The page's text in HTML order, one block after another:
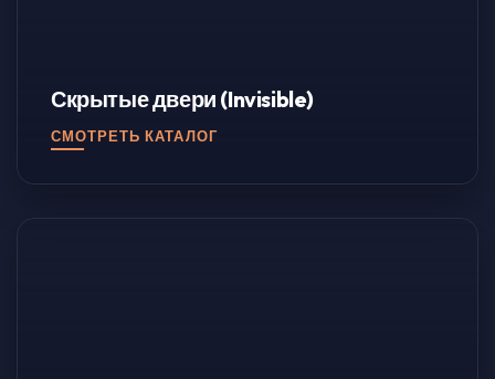
Скрытые двери (Invisible)
СМОТРЕТЬ КАТАЛОГ